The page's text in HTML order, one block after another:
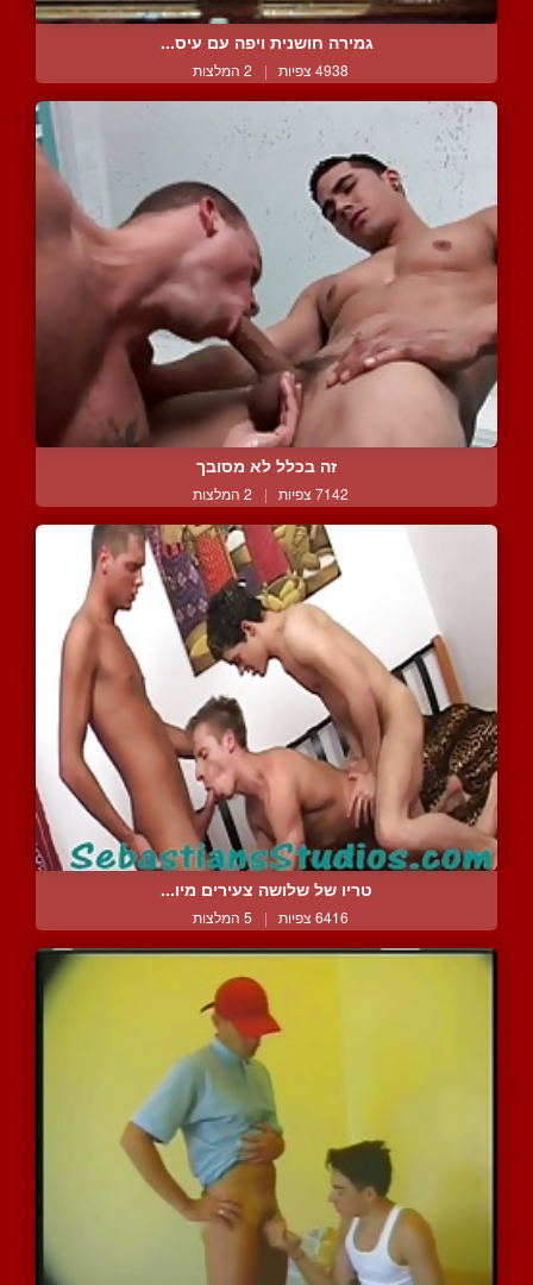
גמירה חושנית ויפה עם עיס...
4938 צפיות | 2 המלצות
זה בכלל לא מסובך
7142 צפיות | 2 המלצות
טריו של שלושה צעירים מיו...
6416 צפיות | 5 המלצות